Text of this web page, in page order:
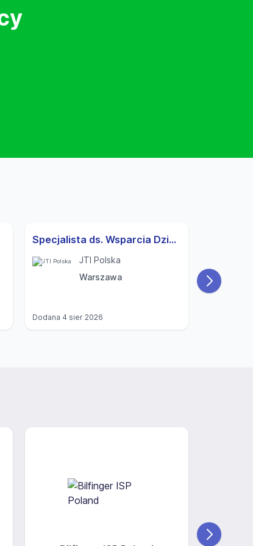
Specjalista ds. Wsparcia Działu Kontaktu z Konsumentami
JTI Polska
Warszawa
Dodana 4 sier 2026